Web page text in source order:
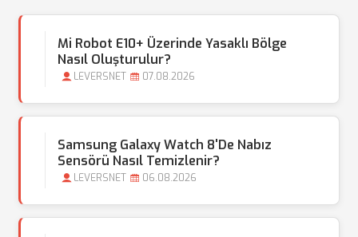
Mi Robot E10+ Üzerinde Yasaklı Bölge
Nasıl Oluşturulur?
LEVERSNET 07.08.2026
Samsung Galaxy Watch 8'de Nabız
Sensörü Nasıl Temizlenir?
LEVERSNET 06.08.2026